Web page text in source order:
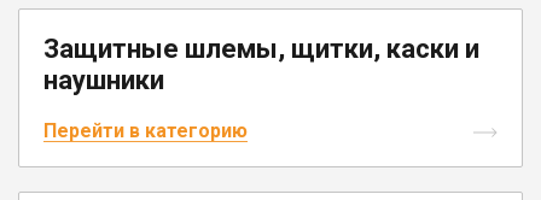
Обмен и возврат
Доставка курьером
Сервисный центр
Правила работы
Защитные шлемы, щитки, каски и
наушники
Перейти в категорию